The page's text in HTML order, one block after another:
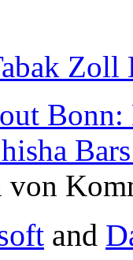
Zoll
Bonn:
von
and